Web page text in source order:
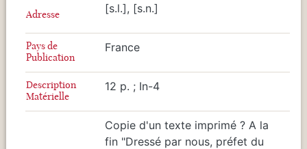
Adresse [s.l.], [s.n.]
Pays de
Publication
France
Description
Matérielle
12 p. ; In-4
Copie d'un texte imprimé ? A la
fin "Dressé par nous, préfet du